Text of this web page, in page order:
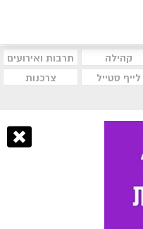
קהילה
תרבות ואירועים
לייף סטייל
צרכנות